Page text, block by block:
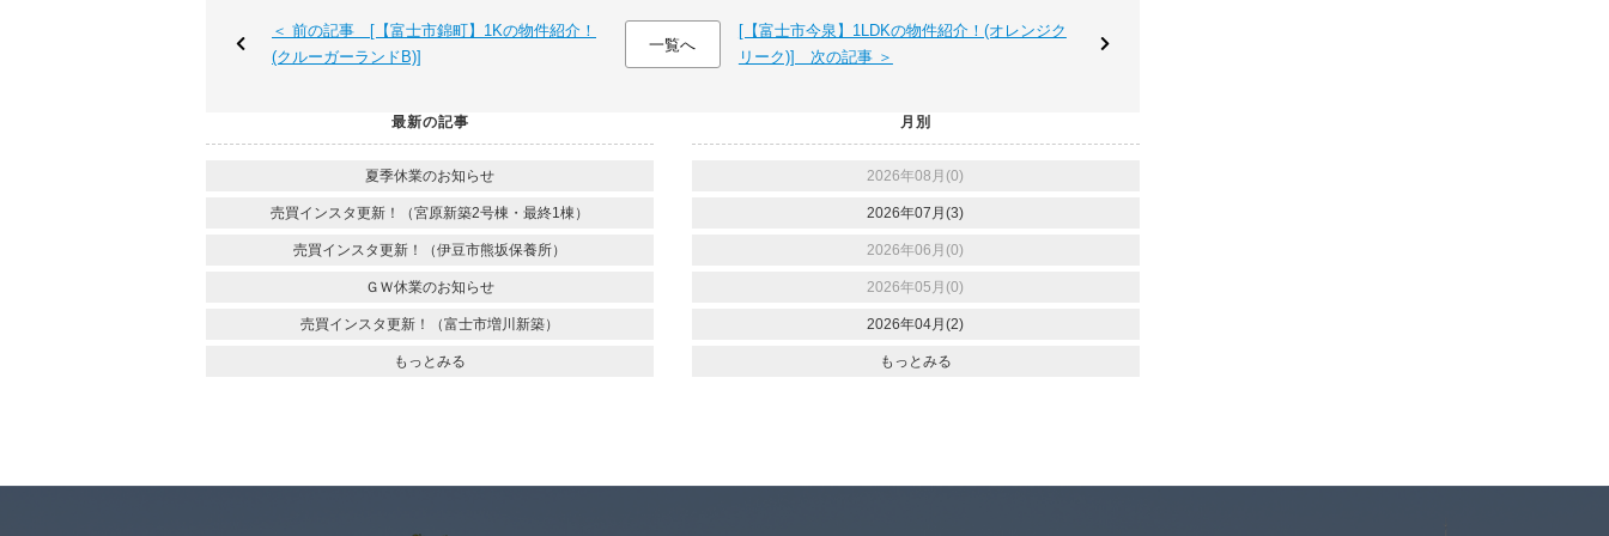
＜ 前の記事 [【富士市錦町】1Kの物件紹介！
(クルーガーランドB)]
一覧へ
[【富士市今泉】1LDKの物件紹介！(オレンジク
リーク)] 次の記事 ＞
最新の記事
夏季休業のお知らせ
売買インスタ更新！（宮原新築2号棟・最終1棟）
売買インスタ更新！（伊豆市熊坂保養所）
ＧＷ休業のお知らせ
売買インスタ更新！（富士市増川新築）
もっとみる
月別
2026年08月(0)
2026年07月(3)
2026年06月(0)
2026年05月(0)
2026年04月(2)
もっとみる